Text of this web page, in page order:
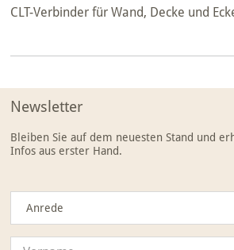
CLT-Verbinder für Wand, Decke und
Newsletter
Bleiben Sie auf dem neuesten Stand und
Infos aus erster Hand.
Anrede